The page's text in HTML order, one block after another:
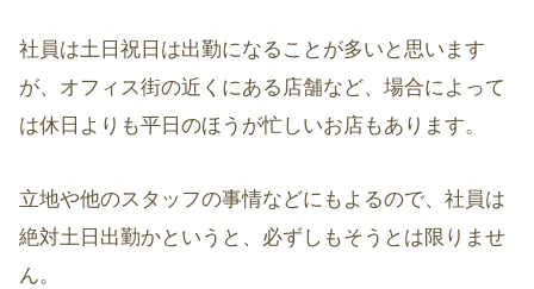
社員は土日祝日は出勤になることが多いと思います
が、オフィス街の近くにある店舗など、場合によって
は休日よりも平日のほうが忙しいお店もあります。
立地や他のスタッフの事情などにもよるので、社員は
絶対土日出勤かというと、必ずしもそうとは限りませ
ん。